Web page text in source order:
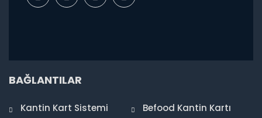
BAĞLANTILAR
Kantin Kart Sistemi
Befood Kantin Kartı